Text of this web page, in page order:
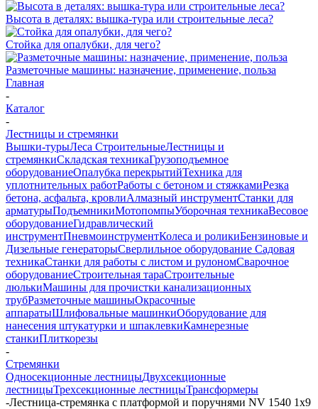
Высота в деталях: вышка-тура или строительные леса?
Стойка для опалубки, для чего?
Разметочные машины: назначение, применение, польза
Главная
-
Каталог
-
Лестницы и стремянки
Вышки-турыЛеса СтроительныеЛестницы и
стремянкиСкладская техникаГрузоподъемное
оборудованиеОпалубка перекрытийТехника для
уплотнительных работРаботы с бетоном и стяжкамиРезка
бетона, асфальта, кровлиАлмазный инструментСтанки для
арматурыПодъемникиМотопомпыУборочная техникаВесовое
оборудованиеГидравлический
инструментПневмоинструментКолеса и роликиБензиновые и
Дизельные генераторыСверлильное оборудование Садовая
техникаСтанки для работы с листом и рулономСварочное
оборудованиеСтроительная тараСтроительные
люлькиМашины для прочистки канализационных
трубРазметочные машиныОкрасочные
аппаратыШлифовальные машинкиОборудование для
нанесения штукатурки и шпаклевкиКамнерезные
станкиПлиткорезы
-
Стремянки
Односекционные лестницыДвухсекционные
лестницыТрехсекционные лестницыТрансформеры
-Лестница-стремянка с платформой и поручнями NV 1540 1х9